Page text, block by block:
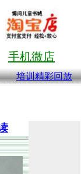
手机微店
培训精彩回放